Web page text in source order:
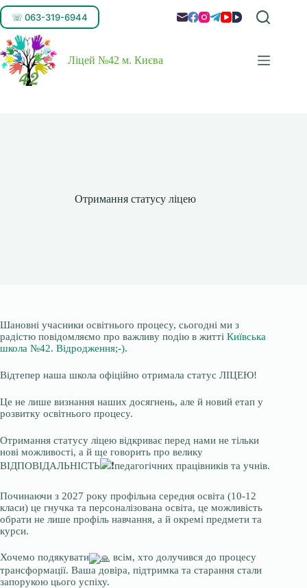
☏ 063-319-6944
Ліцей №42 м. Києва
Отримання статусу ліцею
Шановні учасники освітнього процесу, сьогодні ми з
радістю повідомляємо про важливу подію в житті Київська
школа №42. Відродження;-).
Відтепер наша школа офіційно отримала статус ЛІЦЕЮ!
Це не лише визнання наших досягнень, але й новий етап у
розвитку освітнього процесу.
Отримання статусу ліцею відкриває перед нами не тільки
нові можливості, а й ще говорить про велику
ВІДПОВІДАЛЬНІСТЬ
педагогічних працівників та учнів.
Починаючи з 2027 року профільна середня освіта (10-12
класи) це гнучка та персоналізована освіта, це можливість
обрати не лише профіль навчання, а й окремі предмети та
курси.
Хочемо подякувати
всім, хто долучився до процесу
трансформації. Ваша довіра, підтримка та старання стали
запорукою цього успіху.